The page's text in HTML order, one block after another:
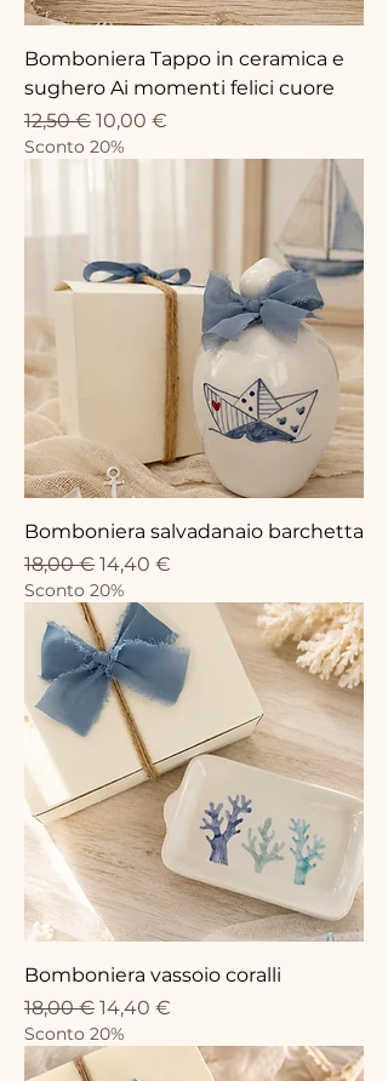
Bomboniera Tappo in ceramica e
sughero Ai momenti felici cuore
Prezzo regolare
12,50 € Prezzo scontato
10,00 €
Sconto 20%
Bomboniera salvadanaio barchetta
Prezzo regolare
18,00 € Prezzo scontato
14,40 €
Sconto 20%
Bomboniera vassoio coralli
Prezzo regolare
18,00 € Prezzo scontato
14,40 €
Sconto 20%